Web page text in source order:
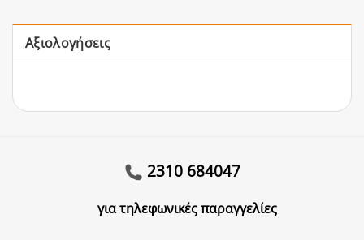
Αξιολογήσεις
2310 684047
για τηλεφωνικές παραγγελίες